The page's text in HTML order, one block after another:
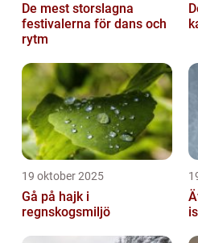
De mest storslagna
festivalerna för dans och
rytm
19 oktober 2025
Gå på hajk i
regnskogsmiljö